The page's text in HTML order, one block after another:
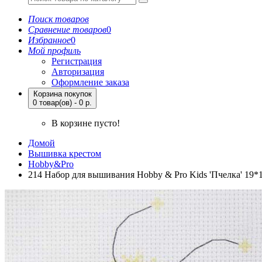
Поиск товаров
Сравнение товаров0
Избранное0
Мой профиль
Регистрация
Авторизация
Оформление заказа
Корзина покупок
0 товар(ов) - 0 р.
В корзине пусто!
Домой
Вышивка крестом
Hobby&Pro
214 Набор для вышивания Hobby & Pro Kids 'Пчелка'